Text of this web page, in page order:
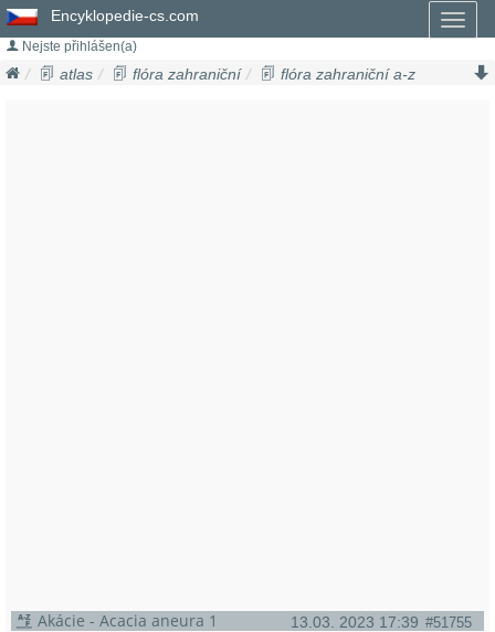
Encyklopedie-cs.com
Nejste přihlášen(a)
atlas flóra zahraniční
flóra zahraniční a-z
13.03. 2023 17:39 #51755
Akácie - Acacia aneura 1